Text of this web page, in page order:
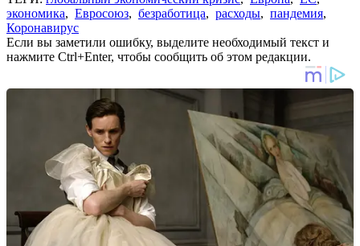
экономика, Евросоюз, безработица, расходы, пандемия,
Коронавирус
Если вы заметили ошибку, выделите необходимый текст и
нажмите Ctrl+Enter, чтобы сообщить об этом редакции.